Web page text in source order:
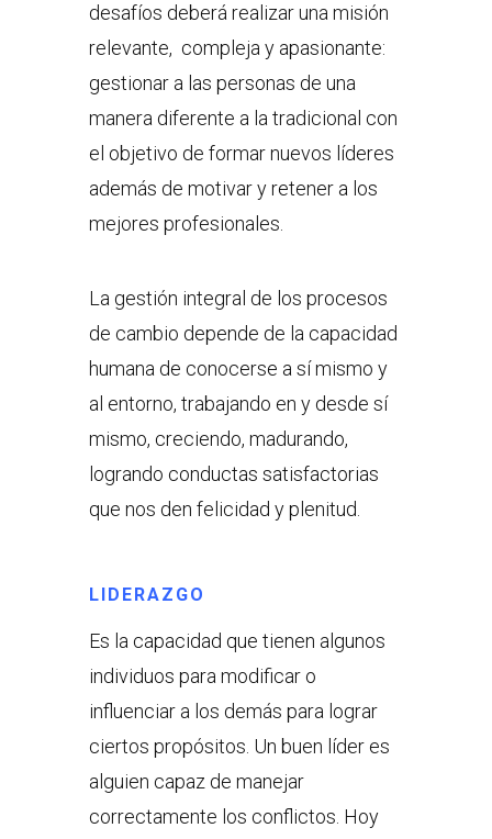
desafíos deberá realizar una misión
relevante, compleja y apasionante:
gestionar a las personas de una
manera diferente a la tradicional con
el objetivo de formar nuevos líderes
además de motivar y retener a los
mejores profesionales.
La gestión integral de los procesos
de cambio depende de la capacidad
humana de conocerse a sí mismo y
al entorno, trabajando en y desde sí
mismo, creciendo, madurando,
logrando conductas satisfactorias
que nos den felicidad y plenitud.
LIDERAZGO
Es la capacidad que tienen algunos
individuos para modificar o
influenciar a los demás para lograr
ciertos propósitos. Un buen líder es
alguien capaz de manejar
correctamente los conflictos. Hoy